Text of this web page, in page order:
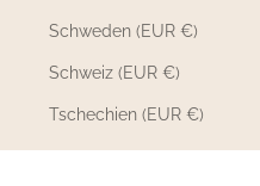
Schweden (EUR €)
Schweiz (EUR €)
Tschechien (EUR €)